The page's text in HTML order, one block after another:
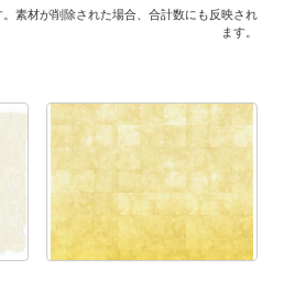
素材が削除された場合、合計数にも反映され
ます。